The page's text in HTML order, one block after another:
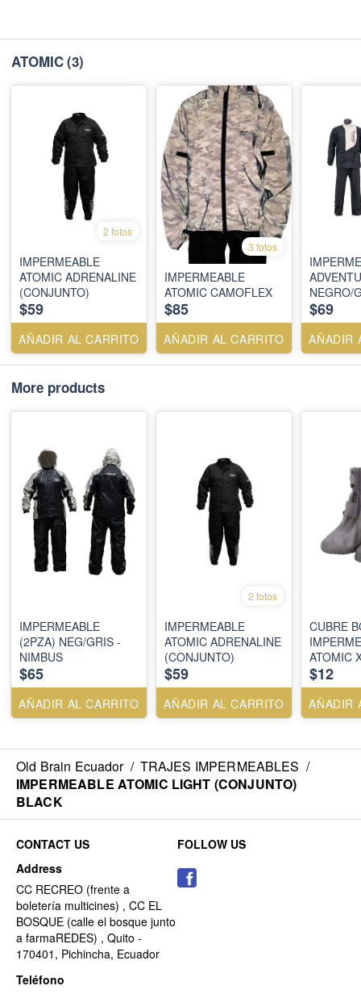
ATOMIC(3)
2 fotos
IMPERMEABLE
ATOMIC ADRENALINE
(CONJUNTO)
$59
AÑADIR AL CARRITO
3 fotos
IMPERMEABLE
ATOMIC CAMOFLEX
$85
AÑADIR AL CARRITO
NEGRO/
$69
AÑADIR
More products
IMPERMEABLE
(2PZA) NEG/GRIS -
NIMBUS
$65
AÑADIR AL CARRITO
2 fotos
IMPERMEABLE
ATOMIC ADRENALINE
(CONJUNTO)
$59
AÑADIR AL CARRITO
CUBRE
ATOMIC
$12
AÑADIR
Old Brain Ecuador / TRAJES IMPERMEABLES /
IMPERMEABLE ATOMIC LIGHT (CONJUNTO)
BLACK
CONTACT US
Address
CC RECREO (frente a
boletería multicines) , CC EL
BOSQUE (calle el bosque junto
a farmaREDES) , Quito -
170401, Pichincha, Ecuador
Teléfono
FOLLOW US